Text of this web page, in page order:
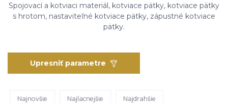
Spojovací a kotviaci materiál, kotviace pätky, kotviace pätky
s hrotom, nastaviteľné kotviace pätky, zápustné kotviace
pätky.
Upresniť parametre
Najnovšie Najlacnejšie Najdrahšie